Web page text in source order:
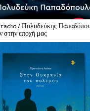
/ Πολυδεύκης
στην εποχή μας